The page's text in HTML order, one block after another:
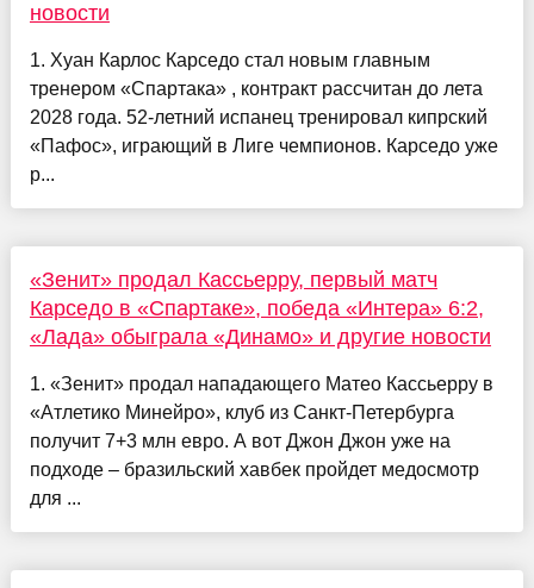
новости
1. Хуан Карлос Карседо стал новым главным
тренером «Спартака» , контракт рассчитан до лета
2028 года. 52-летний испанец тренировал кипрский
«Пафос», играющий в Лиге чемпионов. Карседо уже
р...
«Зенит» продал Кассьерру, первый матч
Карседо в «Спартаке», победа «Интера» 6:2,
«Лада» обыграла «Динамо» и другие новости
1. «Зенит» продал нападающего Матео Кассьерру в
«Атлетико Минейро», клуб из Санкт-Петербурга
получит 7+3 млн евро. А вот Джон Джон уже на
подходе – бразильский хавбек пройдет медосмотр
для ...